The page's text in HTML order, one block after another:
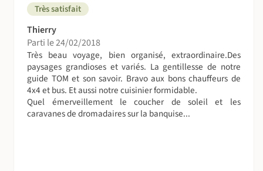
temps de randonnée peuvent évoluer en fonction de la
condition physique du groupe ou encore des conditions
météo. Il en est de même pour les temps de transfert en
véhicule.
Vos bagages voyagent aussi...
Vos bagages vous suivent et seront acheminés par
véhicule.
Très satisfait
Thierry
Parti le 24/02/2018
Très beau voyage, bien organisé, extraordinaire.Des
paysages grandioses et variés. La gentillesse de notre
guide TOM et son savoir. Bravo aux bons chauffeurs de
4x4 et bus. Et aussi notre cuisinier formidable.
Quel émerveillement le coucher de soleil et les
caravanes de dromadaires sur la banquise...